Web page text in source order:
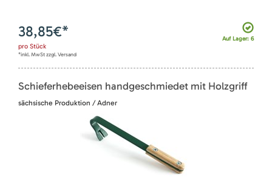
Auf Lager: 6
38,85€*
pro Stück
*inkl. MwSt zzgl. Versand
Schieferhebeeisen handgeschmiedet mit Holzgriff
sächsische Produktion / Adner